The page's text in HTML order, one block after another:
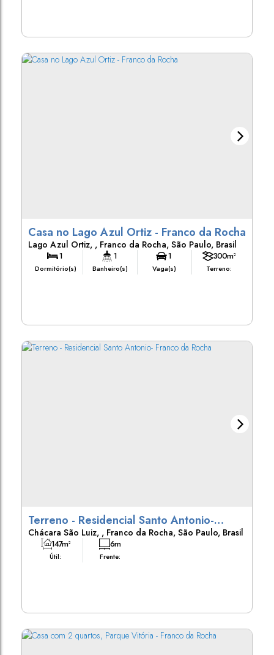
Casa no Lago Azul Ortiz - Franco da Rocha
Lago Azul Ortiz , Franco da Rocha, São Paulo, Brasil
1
Dormitório(s)
1
Banheiro(s)
1
Vaga(s) Terreno:
300m²
Terreno - Residencial Santo Antonio-
Franco da Rocha
Chácara São Luiz , Franco da Rocha, São Paulo, Brasil
Útil:
147m²
Frente:
6m